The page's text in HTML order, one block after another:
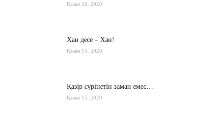
Қазан 20, 2020
Хан десе – Хан!
Қазан 15, 2020
Қазір сүрінетін заман емес…
Қазан 15, 2020